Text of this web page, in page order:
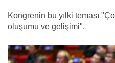
Kongrenin bu yılki teması
oluşumu ve gelişimi".